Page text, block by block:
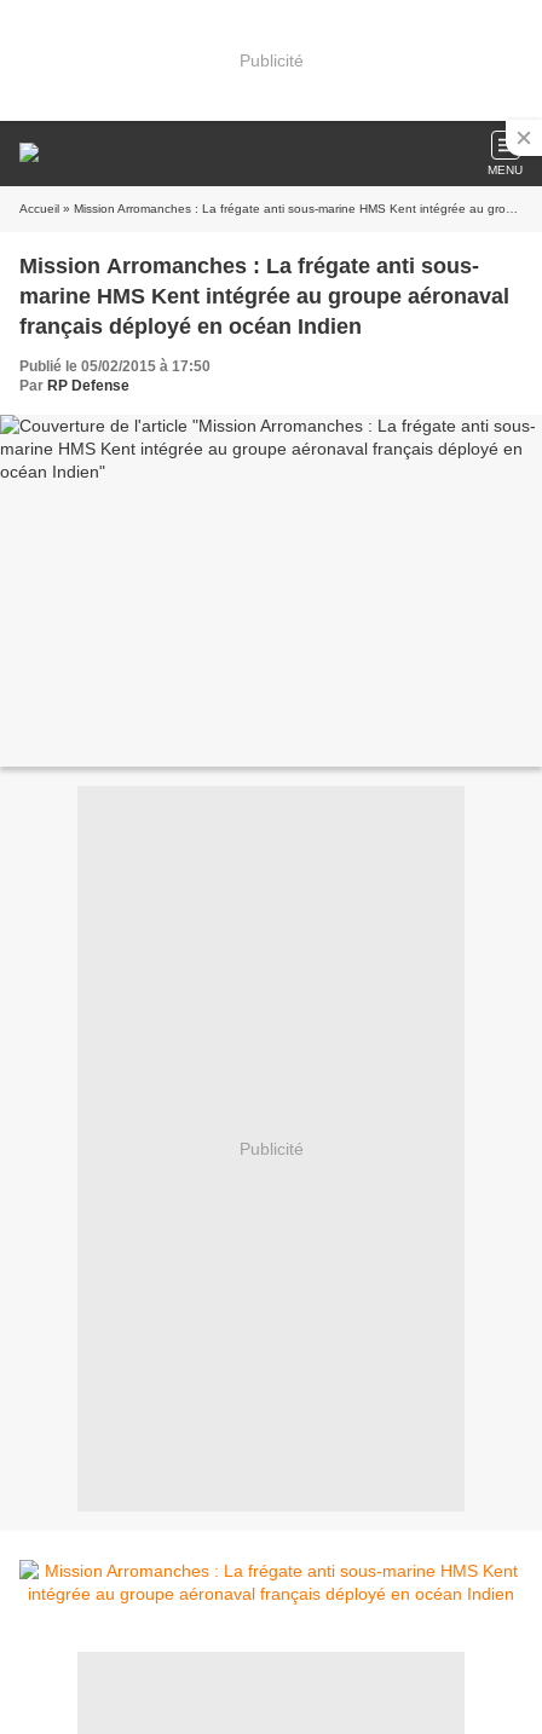
Publicité
MENU
Accueil » Mission Arromanches : La frégate anti sous-marine HMS Kent intégrée au groupe aéronaval français déployé en océan Indien
Mission Arromanches : La frégate anti sous-
marine HMS Kent intégrée au groupe aéronaval
français déployé en océan Indien
Publié le 05/02/2015 à 17:50
Par RP Defense
Publicité